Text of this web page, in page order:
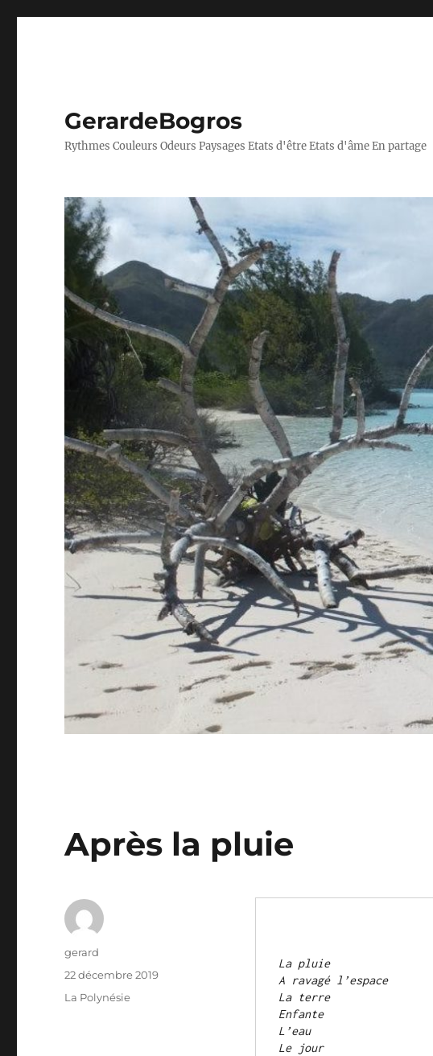
GerardeBogros
Rythmes Couleurs Odeurs Paysages Etats d'être Etats d'âme En partage
Après la pluie
La pluie
A ravagé l’espace
La terre
Enfante
L’eau
Le jour
Auteur
gerard
Publié
22 décembre 2019
Catégories
La Polynésie